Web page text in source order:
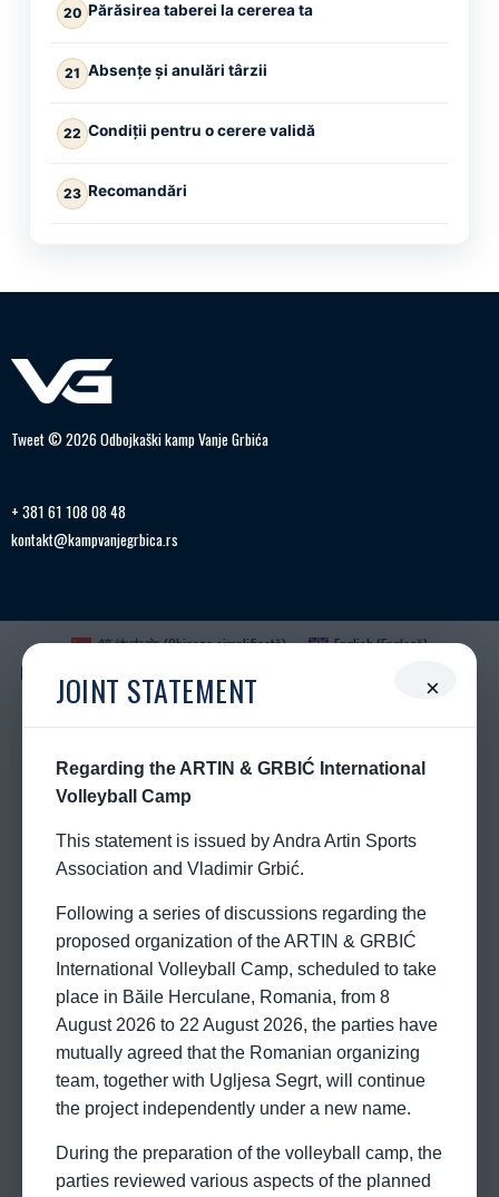
20 Părăsirea taberei la cererea ta
21 Absențe și anulări târzii
22 Condiții pentru o cerere validă
23 Recomandări
Tweet © 2026 Odbojkaški kamp Vanje Grbića
+ 381 61 108 08 48
kontakt@kampvanjegrbica.rs
×
JOINT STATEMENT
Regarding the ARTIN & GRBIĆ International
Volleyball Camp
This statement is issued by Andra Artin Sports
Association and Vladimir Grbić.
Following a series of discussions regarding the
proposed organization of the ARTIN & GRBIĆ
International Volleyball Camp, scheduled to take
place in Băile Herculane, Romania, from 8
August 2026 to 22 August 2026, the parties have
mutually agreed that the Romanian organizing
team, together with Ugljesa Segrt, will continue
the project independently under a new name.
During the preparation of the volleyball camp, the
parties reviewed various aspects of the planned
简体中文(Chineza simplificată) English(Engleză)
Magyar (Ungară) Italiano ( Japoneză
Română
Русский( Rusă) српски (Sârbă
Español